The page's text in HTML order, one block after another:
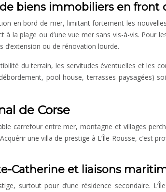
de biens immobiliers en front
en bord de mer, limitant fortement les
la plage ou d’une vue mer sans vis-à-vis.
d’extension ou de rénovation lourde.
du terrain, les servitudes éventuelles et les
pool house, terrasses paysagées)
de Corse
carrefour entre mer, montagne et villages
une villa de prestige à L’Île-Rousse, c’est
Catherine et liaisons
surtout pour d’une résidence secondaire.